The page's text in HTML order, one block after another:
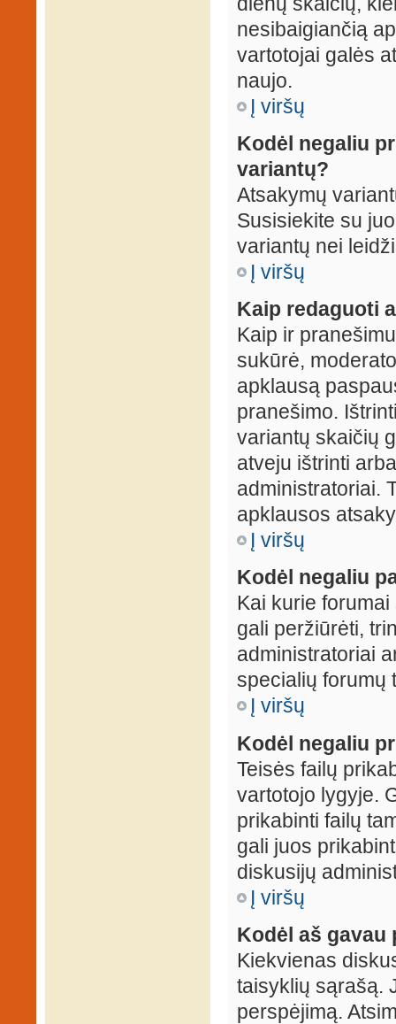
nesibaigiančią
vartotojai galės
naujo.
Į viršų
Kodėl negaliu
variantų?
Atsakymų
Susisiekite su
variantų nei
Į viršų
Kaip redaguoti
Kaip ir
sukūrė,
apklausą
pranešimo.
variantų skaičių
atveju ištrinti
administratoriai.
apklausos
Į viršų
Kodėl negaliu
Kai kurie
gali peržiūrėti,
administratoriai
specialių forumų
Į viršų
Kodėl negaliu
Teisės failų
vartotojo lygyje.
prikabinti failų
gali juos
diskusijų
Į viršų
Kodėl aš gavau
Kiekvienas
taisyklių sąrašą.
perspėjimą.